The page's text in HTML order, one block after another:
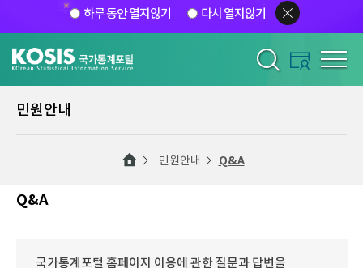
하루 동안 열지않기 다시 열지않기
민원안내
민원안내 Q&A
Q&A
국가통계포털 홈페이지 이용에 관한 질문과 답변을